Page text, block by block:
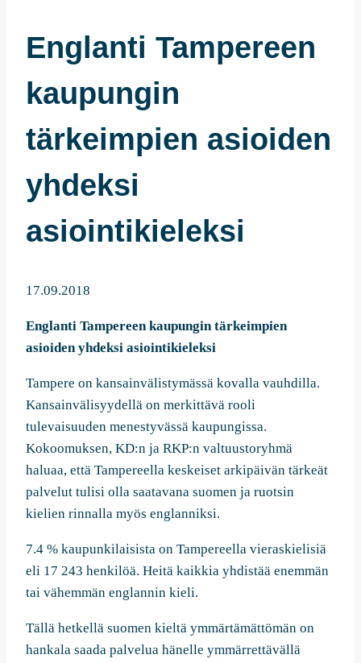
Englanti Tampereen
kaupungin
tärkeimpien asioiden
yhdeksi
asiointikieleksi
17.09.2018
Englanti Tampereen kaupungin tärkeimpien
asioiden yhdeksi asiointikieleksi
Tampere on kansainvälistymässä kovalla vauhdilla.
Kansainvälisyydellä on merkittävä rooli
tulevaisuuden menestyvässä kaupungissa.
Kokoomuksen, KD:n ja RKP:n valtuustoryhmä
haluaa, että Tampereella keskeiset arkipäivän tärkeät
palvelut tulisi olla saatavana suomen ja ruotsin
kielien rinnalla myös englanniksi.
7.4 % kaupunkilaisista on Tampereella vieraskielisiä
eli 17 243 henkilöä. Heitä kaikkia yhdistää enemmän
tai vähemmän englannin kieli.
Tällä hetkellä suomen kieltä ymmärtämättömän on
hankala saada palvelua hänelle ymmärrettävällä